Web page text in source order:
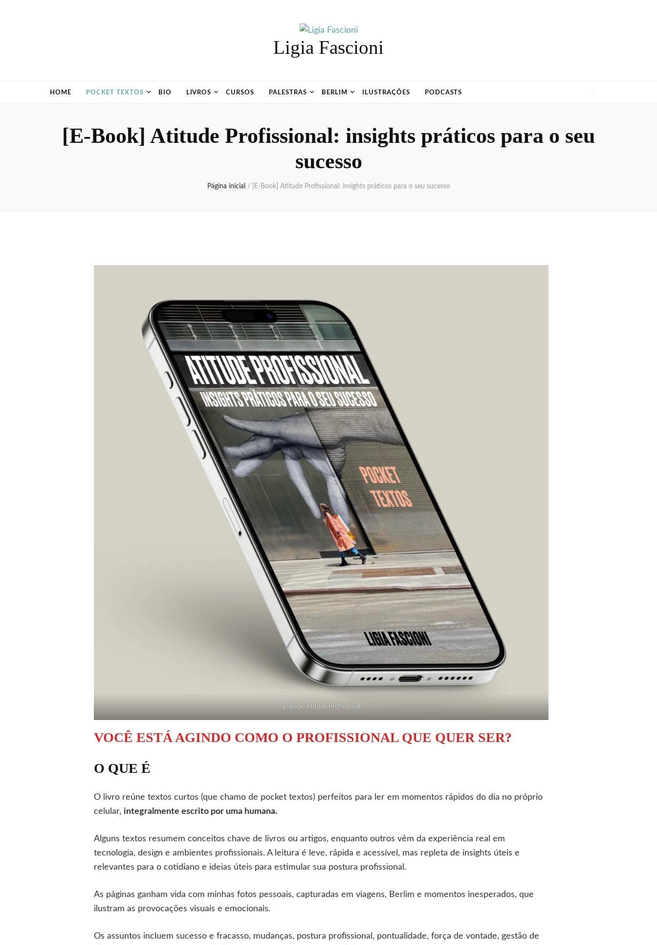
Ligia Fascioni
HOME POCKET TEXTOS BIO LIVROS CURSOS PALESTRAS BERLIM ILUSTRAÇÕES PODCASTS
[E-Book] Atitude Profissional: insights práticos para o seu
sucesso
Página inicial / [E-Book] Atitude Profissional: insights práticos para o seu sucesso
E-Book: Atitude Profissional
VOCÊ ESTÁ AGINDO COMO O PROFISSIONAL QUE QUER SER?
O QUE É
O livro reúne textos curtos (que chamo de pocket textos) perfeitos para ler em momentos rápidos do dia no próprio
celular, integralmente escrito por uma humana.
Alguns textos resumem conceitos chave de livros ou artigos, enquanto outros vêm da experiência real em
tecnologia, design e ambientes profissionais. A leitura é leve, rápida e acessível, mas repleta de insights úteis e
relevantes para o cotidiano e ideias úteis para estimular sua postura profissional.
As páginas ganham vida com minhas fotos pessoais, capturadas em viagens, Berlim e momentos inesperados, que
ilustram as provocações visuais e emocionais.
Os assuntos incluem sucesso e fracasso, mudanças, postura profissional, pontualidade, força de vontade, gestão de